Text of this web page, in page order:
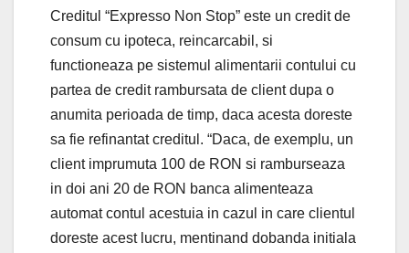
Creditul “Expresso Non Stop” este un credit de
consum cu ipoteca, reincarcabil, si
functioneaza pe sistemul alimentarii contului cu
partea de credit rambursata de client dupa o
anumita perioada de timp, daca acesta doreste
sa fie refinantat creditul. “Daca, de exemplu, un
client imprumuta 100 de RON si ramburseaza
in doi ani 20 de RON banca alimenteaza
automat contul acestuia in cazul in care clientul
doreste acest lucru, mentinand dobanda initiala